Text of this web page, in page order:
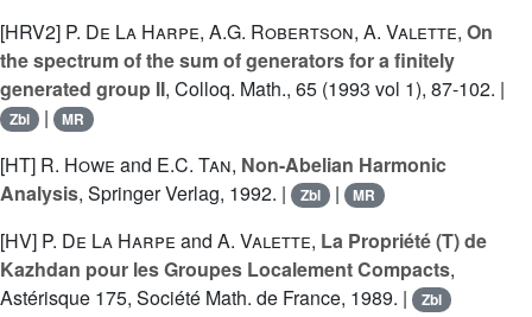
[HRV2] P. De La Harpe, A.G. Robertson, A. Valette, On
the spectrum of the sum of generators for a finitely
generated group II, Colloq. Math., 65 (1993 vol 1), 87-102. |
Zbl | MR
[HT] R. Howe and E.C. Tan, Non-Abelian Harmonic
Analysis, Springer Verlag, 1992. | Zbl | MR
[HV] P. De La Harpe and A. Valette, La Propriété (T) de
Kazhdan pour les Groupes Localement Compacts,
Astérisque 175, Société Math. de France, 1989. |
Zbl